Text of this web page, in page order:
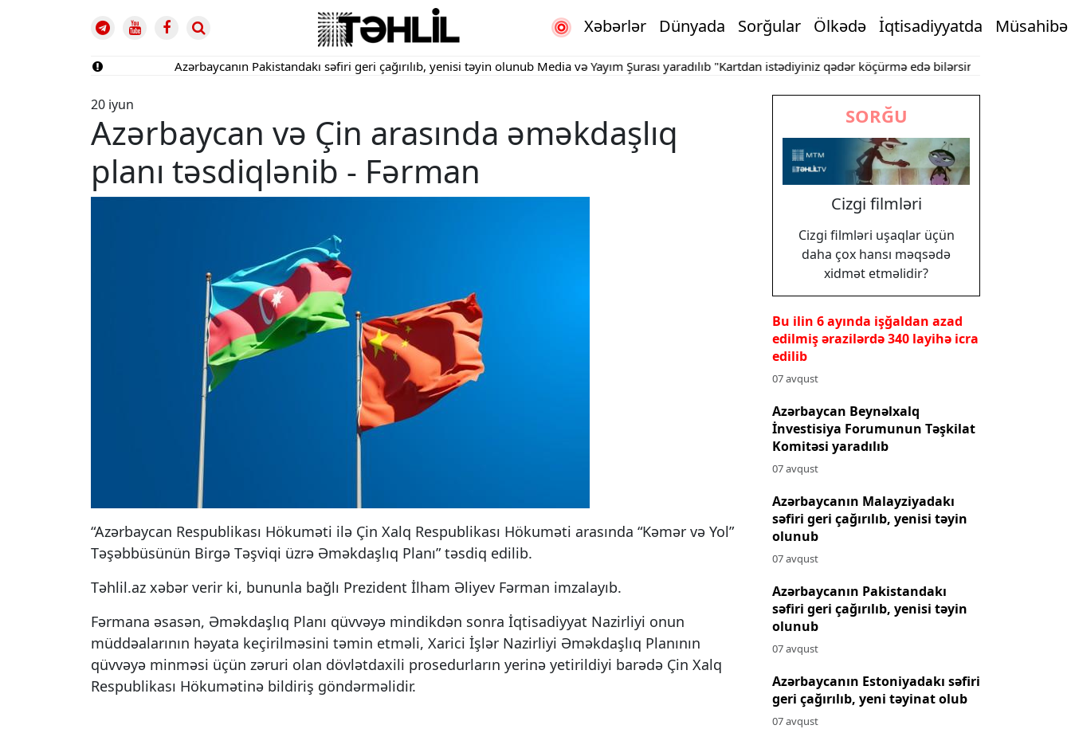
Xəbərlər Dünyada Sorğular Ölkədə İqtisadiyyatda Müsahibə
Azərbaycanın Pakistandakı səfiri geri çağırılıb, yenisi təyin olunub Media və Yayım Şurası yaradılıb "Kartdan istədiyiniz qədər köçürmə edə bilərsiniz" Bakının
20 iyun
Azərbaycan və Çin arasında əməkdaşlıq
planı təsdiqlənib - Fərman
“Azərbaycan Respublikası Hökuməti ilə Çin Xalq Respublikası Hökuməti arasında “Kəmər və Yol”
Təşəbbüsünün Birgə Təşviqi üzrə Əməkdaşlıq Planı” təsdiq edilib.
Təhlil.az xəbər verir ki, bununla bağlı Prezident İlham Əliyev Fərman imzalayıb.
Fərmana əsasən, Əməkdaşlıq Planı qüvvəyə mindikdən sonra İqtisadiyyat Nazirliyi onun
müddəalarının həyata keçirilməsini təmin etməli, Xarici İşlər Nazirliyi Əməkdaşlıq Planının
qüvvəyə minməsi üçün zəruri olan dövlətdaxili prosedurların yerinə yetirildiyi barədə Çin Xalq
Respublikası Hökumətinə bildiriş göndərməlidir.
SORĞU
Cizgi filmləri
Cizgi filmləri uşaqlar üçün
daha çox hansı məqsədə
xidmət etməlidir?
Bu ilin 6 ayında işğaldan azad
edilmiş ərazilərdə 340 layihə icra
edilib
07 avqust
Azərbaycan Beynəlxalq
İnvestisiya Forumunun Təşkilat
Komitəsi yaradılıb
07 avqust
Azərbaycanın Malayziyadakı
səfiri geri çağırılıb, yenisi təyin
olunub
07 avqust
Azərbaycanın Pakistandakı
səfiri geri çağırılıb, yenisi təyin
olunub
07 avqust
Azərbaycanın Estoniyadakı səfiri
geri çağırılıb, yeni təyinat olub
07 avqust